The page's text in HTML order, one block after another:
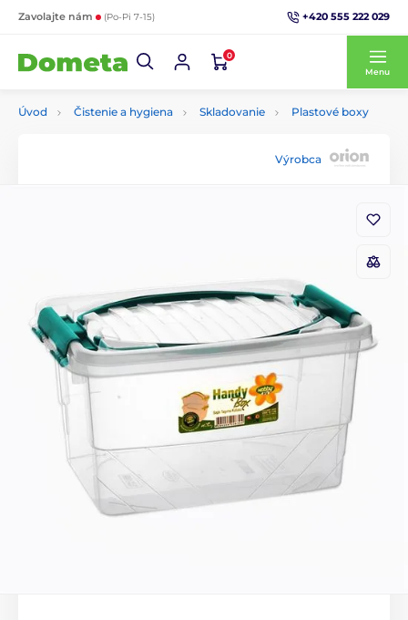
Zavolajte nám (Po-Pi 7-15) +420 555 222 029
0
Menu
Úvod Čistenie a hygiena Skladovanie Plastové boxy
Výrobca